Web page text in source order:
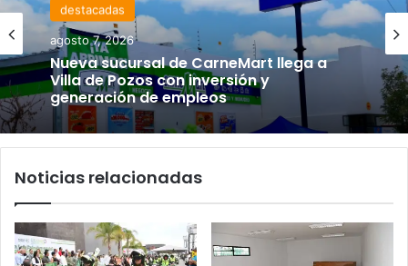
destacadas
agosto 7, 2026
Nueva sucursal de CarneMart llega a
Villa de Pozos con inversión y
generación de empleos
Noticias relacionadas